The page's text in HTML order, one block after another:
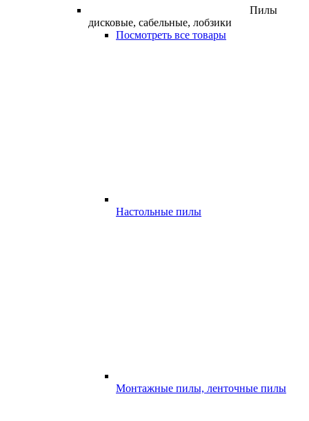
Пилы
дисковые, сабельные, лобзики
Посмотреть все товары
Настольные пилы
Монтажные пилы, ленточные пилы